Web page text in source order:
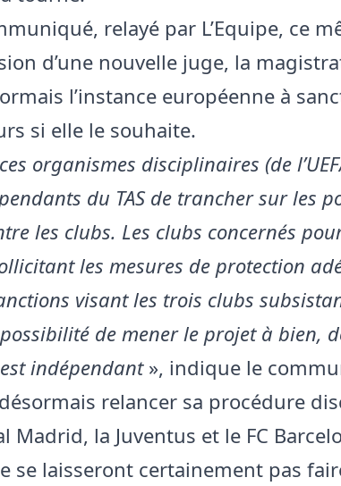
relayé par L’Equipe, ce
d’une nouvelle juge, la
l’instance européenne à
si elle le souhaite.
organismes disciplinaires (de
du TAS de trancher sur les
les clubs. Les clubs concernés
les mesures de protection
visant les trois clubs
de mener le projet à bien,
indépendant», indique le
désormais relancer sa procédure
Madrid, la Juventus et le FC
se laisseront certainement pas